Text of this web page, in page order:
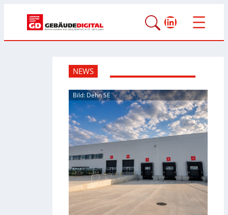
LinkedIn
NEWS
Bild: Dehn SE